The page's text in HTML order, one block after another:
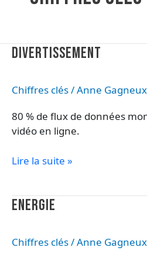
DIVERTISSEMENT
Chiffres clés/Anne Gagneux
80 % de flux de données
vidéo en ligne.
Divertissement
Lire la suite »
ENERGIE
Chiffres clés/Anne Gagneux
Energie